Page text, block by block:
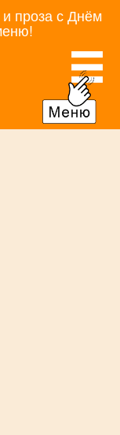
и проза с Днём